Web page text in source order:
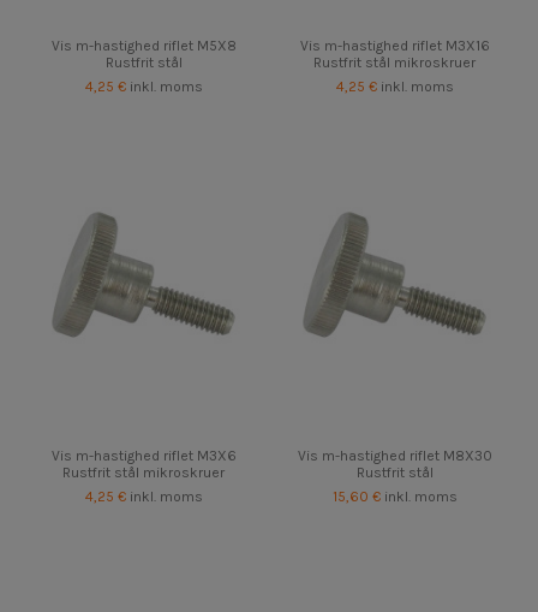
Vis m-hastighed riflet M5X8
Rustfrit stål
4,25 € inkl. moms
Vis m-hastighed riflet M3X16
Rustfrit stål mikroskruer
4,25 € inkl. moms
Vis m-hastighed riflet M3X6
Rustfrit stål mikroskruer
4,25 € inkl. moms
Vis m-hastighed riflet M8X30
Rustfrit stål
15,60 € inkl. moms